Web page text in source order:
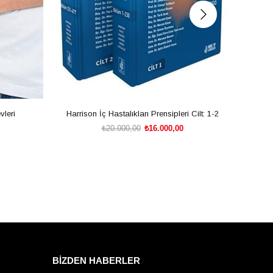
Harrison İç Hastalıkları Prensipleri Cilt: 1-2
₺16.000,00
₺20.000,00
BİZDEN HABERLER